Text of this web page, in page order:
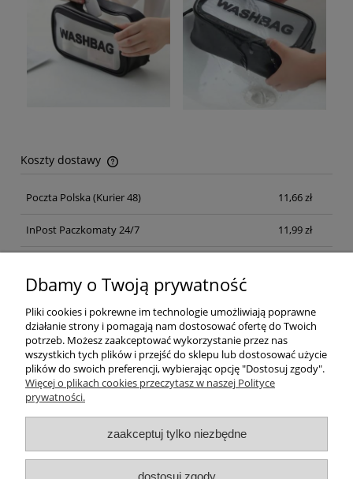
Koszty dostawy
Cena nie zawiera ewentualnych kosztów płatności
Poczta Polska (Kurier 48) 11,66 zł
InPost Paczkomaty 24/7 11,99 zł
Pomoc
Moje konto
Płatności i dostawa
Dbamy o Twoją prywatność
Pliki cookies i pokrewne im technologie umożliwiają poprawne
działanie strony i pomagają nam dostosować ofertę do Twoich
potrzeb. Możesz zaakceptować wykorzystanie przez nas
wszystkich tych plików i przejść do sklepu lub dostosować użycie
plików do swoich preferencji, wybierając opcję "Dostosuj zgody".
Więcej o plikach cookies przeczytasz w naszej Polityce
prywatności.
zaakceptuj tylko niezbędne
dostosuj zgody